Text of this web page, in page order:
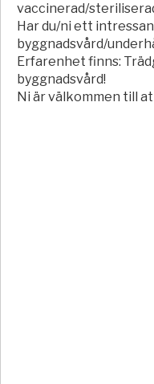
vaccinerad/
Har du/ni ett
byggnadsvård/
Erfarenhet finns:
byggnadsvård!
Ni är välkommen till